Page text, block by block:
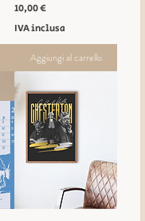
Prezzo
10,00 €
IVA inclusa
Aggiungi al carrello